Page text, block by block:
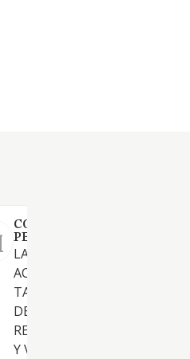
CONSORCIO MARITIMO
PESQUERO SL
LA PRACTICA DE TODO TIPO
ACTIVIDADES MERCANTILES,
TANTO DENTRO COMO
DEL TERRITORIO NACIONAL,
RELACIONADAS CON LA
Y VENTA, IMPORTACION,